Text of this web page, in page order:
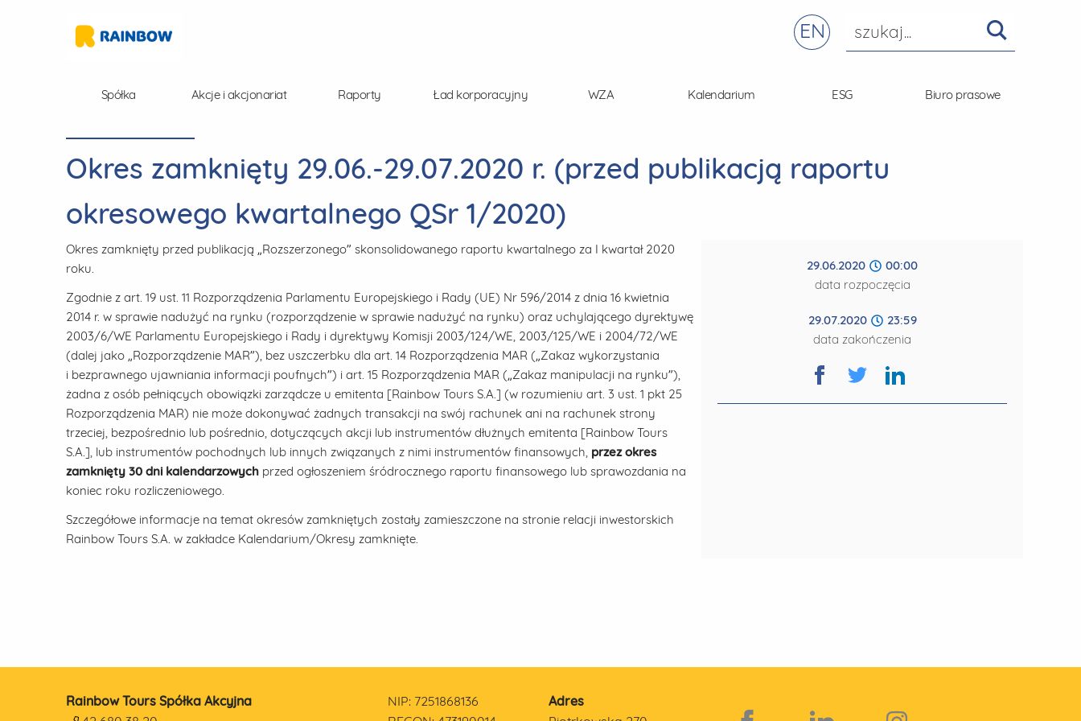
EN
Spółka Akcje i akcjonariat Raporty Ład korporacyjny WZA Kalendarium ESG Biuro prasowe
Okres zamknięty 29.06.-29.07.2020 r. (przed publikacją raportu
okresowego kwartalnego QSr 1/2020)
Okres zamknięty przed publikacją „Rozszerzonego” skonsolidowanego raportu kwartalnego za I kwartał 2020
roku.
Zgodnie z art. 19 ust. 11 Rozporządzenia Parlamentu Europejskiego i Rady (UE) Nr 596/2014 z dnia 16 kwietnia
2014 r. w sprawie nadużyć na rynku (rozporządzenie w sprawie nadużyć na rynku) oraz uchylającego dyrektywę
2003/6/WE Parlamentu Europejskiego i Rady i dyrektywy Komisji 2003/124/WE, 2003/125/WE i 2004/72/WE
(dalej jako „Rozporządzenie MAR”), bez uszczerbku dla art. 14 Rozporządzenia MAR („Zakaz wykorzystania
i bezprawnego ujawniania informacji poufnych”) i art. 15 Rozporządzenia MAR („Zakaz manipulacji na rynku”),
żadna z osób pełniących obowiązki zarządcze u emitenta [Rainbow Tours S.A.] (w rozumieniu art. 3 ust. 1 pkt 25
Rozporządzenia MAR) nie może dokonywać żadnych transakcji na swój rachunek ani na rachunek strony
trzeciej, bezpośrednio lub pośrednio, dotyczących akcji lub instrumentów dłużnych emitenta [Rainbow Tours
S.A.], lub instrumentów pochodnych lub innych związanych z nimi instrumentów finansowych, przez okres
zamknięty 30 dni kalendarzowych przed ogłoszeniem śródrocznego raportu finansowego lub sprawozdania na
koniec roku rozliczeniowego.
Szczegółowe informacje na temat okresów zamkniętych zostały zamieszczone na stronie relacji inwestorskich
Rainbow Tours S.A. w zakładce Kalendarium/Okresy zamknięte.
29.06.2020
00:00
data rozpoczęcia
29.07.2020
23:59
data zakończenia
Rainbow Tours Spółka Akcyjna
NIP: 7251868136
Adres